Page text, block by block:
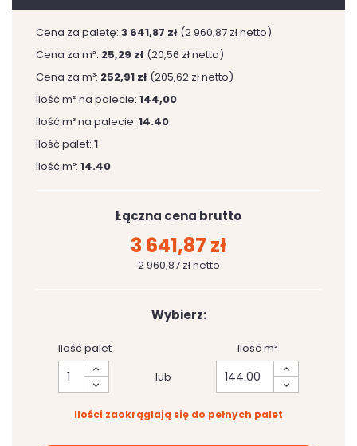
Cena za paletę: 3 641,87 zł (2 960,87 zł netto)
Cena za m²: 25,29 zł (20,56 zł netto)
Cena za m³: 252,91 zł (205,62 zł netto)
Ilość m² na palecie: 144,00
Ilość m³ na palecie: 14.40
Ilość palet: 1
Ilość m³: 14.40
Łączna cena brutto
3 641,87 zł
2 960,87 zł netto
Wybierz:
Ilość palet
lub
Ilość m²
Ilości zaokrąglają się do pełnych palet